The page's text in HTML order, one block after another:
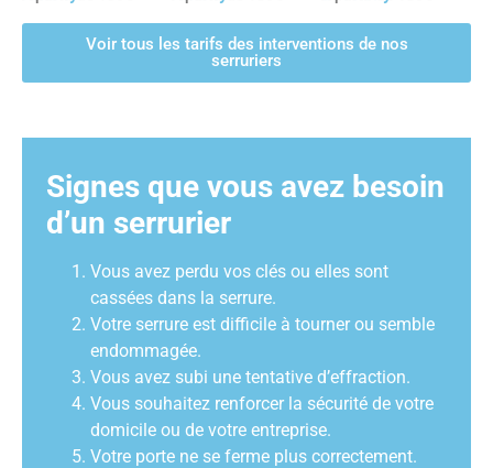
Voir tous les tarifs des interventions de nos
serruriers
Signes que vous avez besoin
d’un serrurier
Vous avez perdu vos clés ou elles sont
cassées dans la serrure.
Votre serrure est difficile à tourner ou semble
endommagée.
Vous avez subi une tentative d’effraction.
Vous souhaitez renforcer la sécurité de votre
domicile ou de votre entreprise.
Votre porte ne se ferme plus correctement.